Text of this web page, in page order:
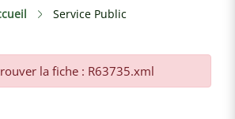
Service Public
la fiche : R63735.xml